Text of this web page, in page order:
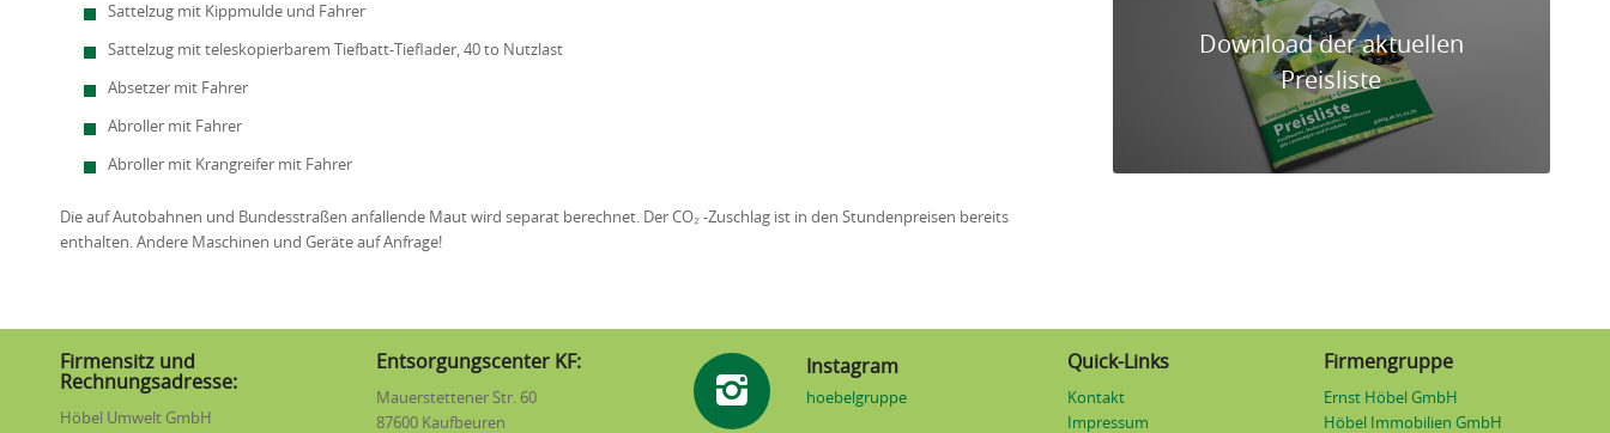
Sattelzug mit Kippmulde und Fahrer
Sattelzug mit teleskopierbarem Tiefbatt-Tieflader, 40 to Nutzlast
Absetzer mit Fahrer
Abroller mit Fahrer
Abroller mit Krangreifer mit Fahrer
Die auf Autobahnen und Bundesstraßen anfallende Maut wird separat berechnet. Der CO₂ -Zuschlag ist in den Stundenpreisen bereits
enthalten. Andere Maschinen und Geräte auf Anfrage!
Download der aktuellen
Preisliste
Firmensitz und
Rechnungsadresse:
Höbel Umwelt GmbH
Entsorgungscenter KF:
Mauerstettener Str. 60
87600 Kaufbeuren
Instagram
hoebelgruppe
Quick-Links
Kontakt
Impressum
Firmengruppe
Ernst Höbel GmbH
Höbel Immobilien GmbH